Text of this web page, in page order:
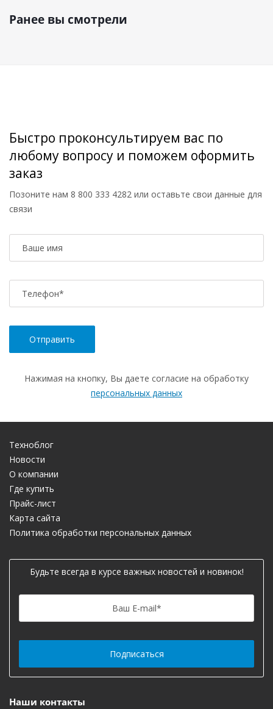
Ранее вы смотрели
Быстро проконсультируем вас по
любому вопросу и поможем оформить
заказ
Позоните нам 8 800 333 4282 или оставьте свои данные для
связи
Ваше имя
Телефон*
Нажимая на кнопку, Вы даете согласие на обработку
персональных данных
Техноблог
Новости
О компании
Где купить
Прайс-лист
Карта сайта
Политика обработки персональных данных
Будьте всегда в курсе важных новостей и новинок!
Ваш E-mail*
Наши контакты